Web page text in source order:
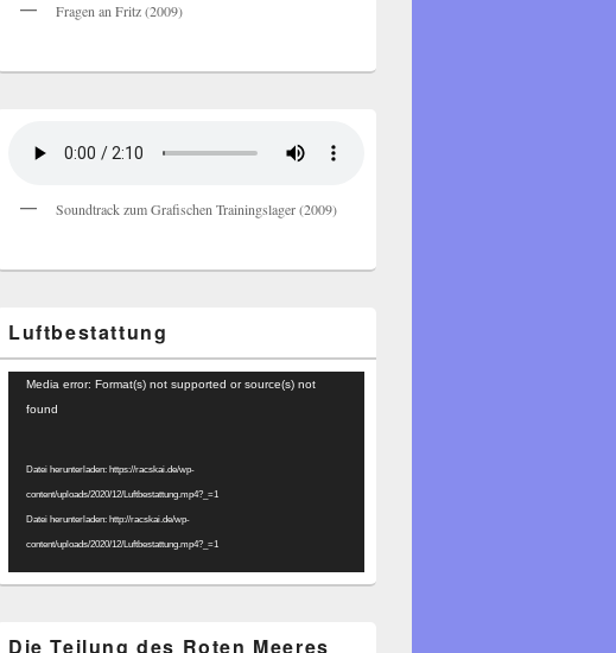
Fragen an Fritz (2009)
Soundtrack zum Grafischen Trainingslager (2009)
Luftbestattung
Video-
Player
Media error: Format(s) not supported or source(s) not
found
Datei herunterladen: https://racskai.de/wp-
content/uploads/2020/12/Luftbestattung.mp4?_=1
Datei herunterladen: http://racskai.de/wp-
content/uploads/2020/12/Luftbestattung.mp4?_=1
Die Teilung des Roten Meeres